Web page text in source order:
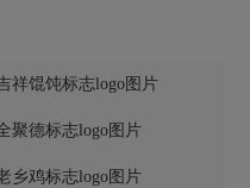
祥馄饨标志logo图片
聚德标志logo图片
乡鸡标志logo图片